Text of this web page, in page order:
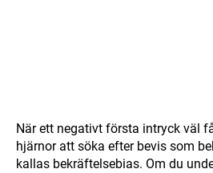
När ett negativt första intryck väl
hjärnor att söka efter bevis som
kallas bekräftelsebias. Om du